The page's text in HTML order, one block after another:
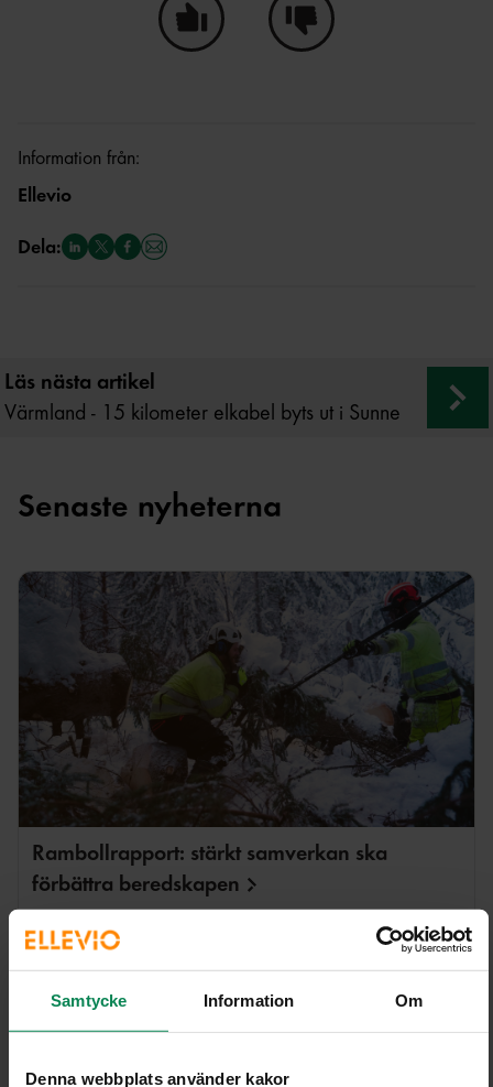
Samtycke Information Om
Denna webbplats använder kakor
Information från:
Ellevio
Dela:
Läs nästa artikel
Värmland - 15 kilometer elkabel byts ut i Sunne
Senaste nyheterna
Rambollrapport: stärkt samverkan ska
förbättra beredskapen
Gefle Dagblad och P4 Gävleborg: Tydligare
kontaktvägar, bättre informationsdelning och fortsatt
stormarna. Det visar en Rambollrapport framtagen på